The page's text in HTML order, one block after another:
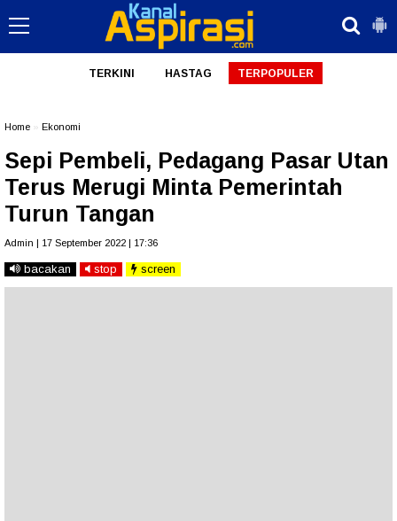
TERKINI HASTAG TERPOPULER
Home Ekonomi
Sepi Pembeli, Pedagang Pasar Utan
Terus Merugi Minta Pemerintah
Turun Tangan
Admin | 17 September 2022 | 17:36
bacakan stop screen